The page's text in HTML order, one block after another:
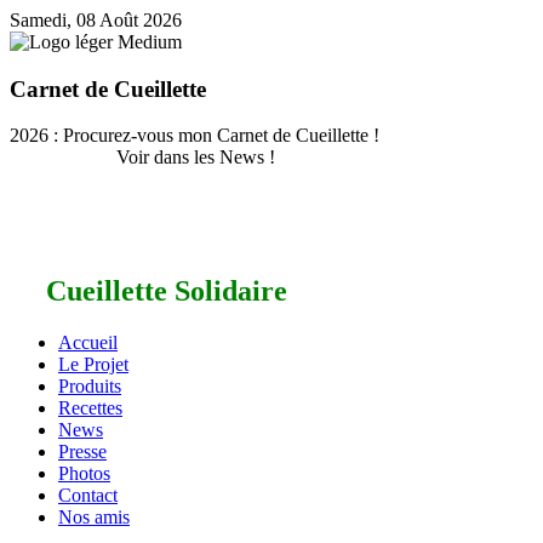
Samedi, 08 Août 2026
Carnet de Cueillette
2026 : Procurez-vous mon Carnet de Cueillette !
Voir dans les News !
Cueillette Solidaire
Accueil
Le Projet
Produits
Recettes
News
Presse
Photos
Contact
Nos amis